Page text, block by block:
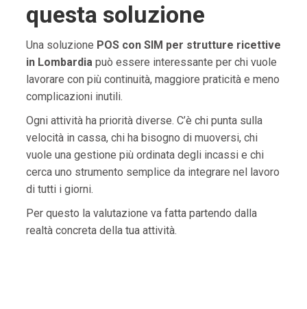
questa soluzione
Una soluzione POS con SIM per strutture ricettive
in Lombardiapuò essere interessante per chi vuole
lavorare con più continuità, maggiore praticità e meno
complicazioni inutili.
Ogni attività ha priorità diverse. C’è chi punta sulla
velocità in cassa, chi ha bisogno di muoversi, chi
vuole una gestione più ordinata degli incassi e chi
cerca uno strumento semplice da integrare nel lavoro
di tutti i giorni.
Per questo la valutazione va fatta partendo dalla
realtà concreta della tua attività.